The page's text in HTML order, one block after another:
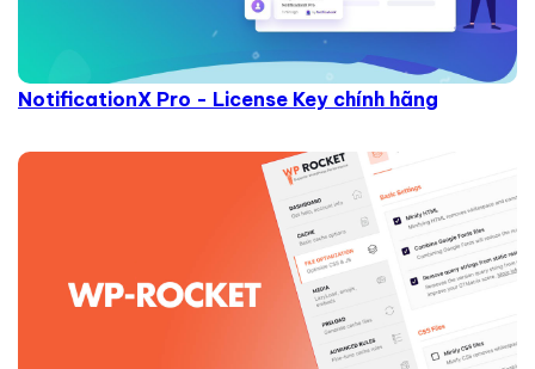
NotificationX Pro - License Key chính hãng